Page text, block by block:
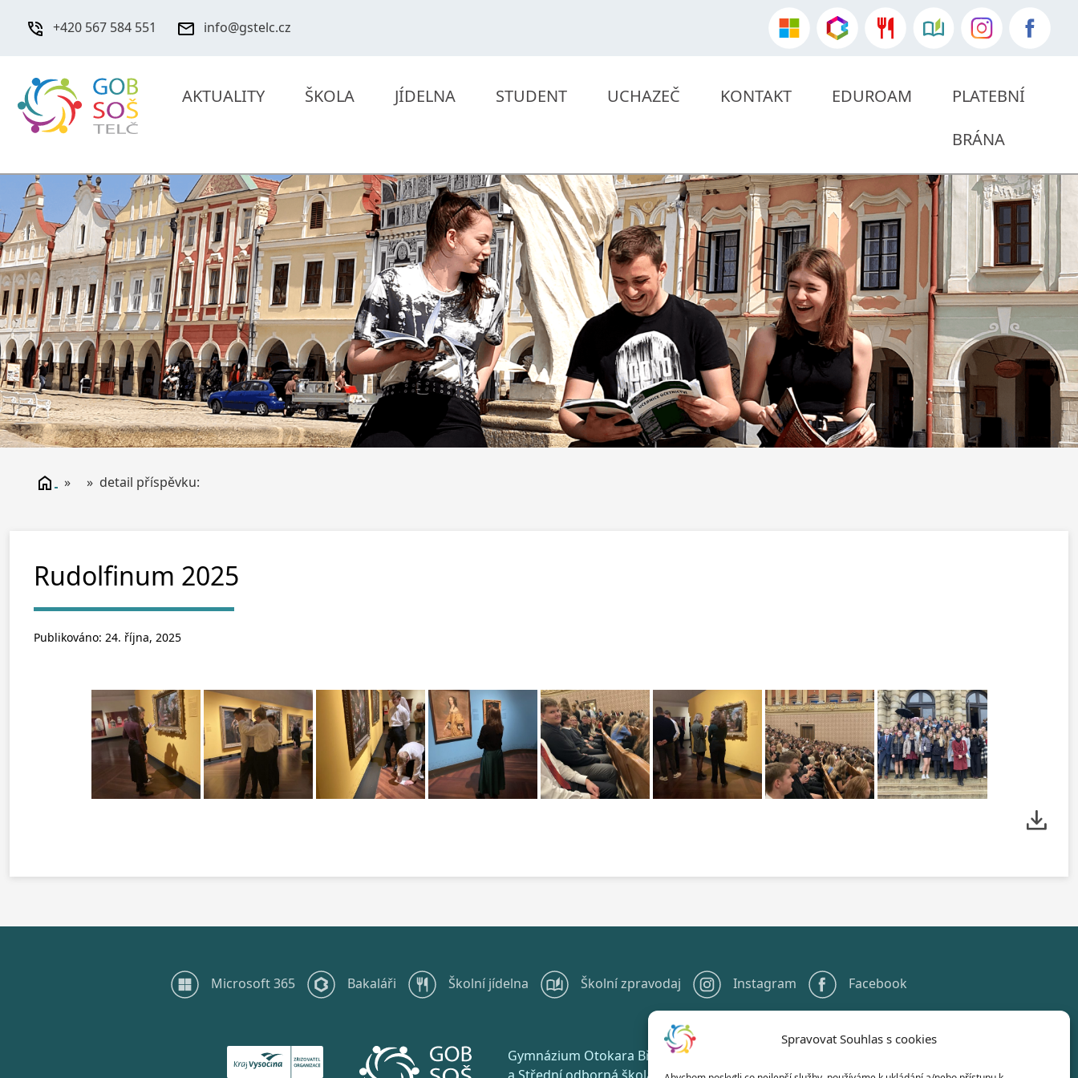
Spravovat Souhlas s cookies
+420 567 584 551 info@gstelc.cz
AKTUALITY ŠKOLA JÍDELNA STUDENT UCHAZEČ KONTAKT EDUROAM
PLATEBNÍ
BRÁNA
» » detail příspěvku:
Rudolfinum 2025
Publikováno: 24. října, 2025
Microsoft 365 Bakaláři Školní jídelna Školní zpravodaj Instagram Facebook
Gymnázium Otokara Březiny